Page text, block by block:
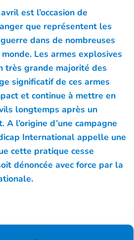
est l’occasion de
que représentent les
dans de nombreuses
Les armes explosives
très grande majorité des
significatif de ces armes
et continue à mettre en
longtemps après un
A l’origine d’une campagne
International appelle une
cette pratique cesse
dénoncée avec force par la